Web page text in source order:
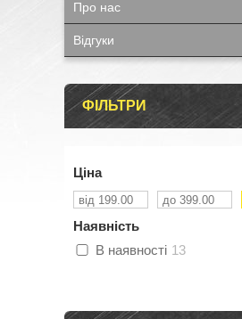
Про нас
Відгуки
ФІЛЬТРИ
Ціна
Наявність
В наявності 13